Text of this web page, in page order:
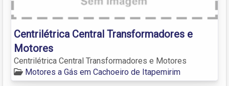
Centrilétrica Central Transformadores e
Motores
Centrilétrica Central Transformadores e Motores
Motores a Gás em Cachoeiro de Itapemirim